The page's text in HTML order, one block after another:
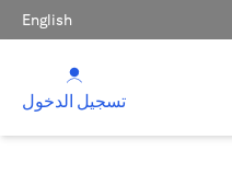
English
تسجيل الدخول